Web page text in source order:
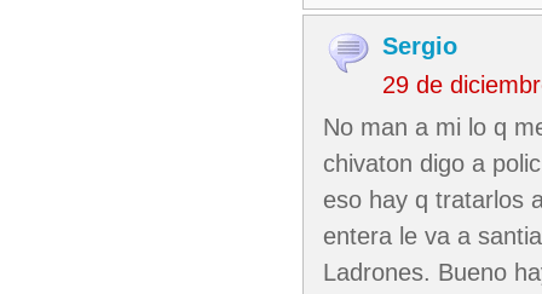
Sergio
29 de
No man a mi lo q
chivaton digo a
eso hay q tratarlos
entera le va a
Ladrones. Bueno